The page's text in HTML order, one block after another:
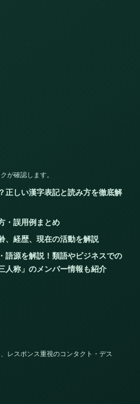
が確認します。
正しい漢字表記と読み方を徹底解
・誤用例まとめ
、経歴、現在の活動を解説
語源を解説！類語やビジネスでの
人称」のメンバー情報も紹介
レスポンス重視のコンタクト・デス